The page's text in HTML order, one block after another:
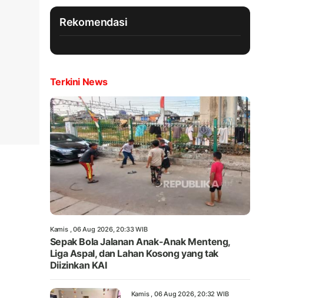
Rekomendasi
Terkini News
Kamis , 06 Aug 2026, 20:33 WIB
Sepak Bola Jalanan Anak-Anak Menteng,
Liga Aspal, dan Lahan Kosong yang tak
Diizinkan KAI
Kamis , 06 Aug 2026, 20:32 WIB